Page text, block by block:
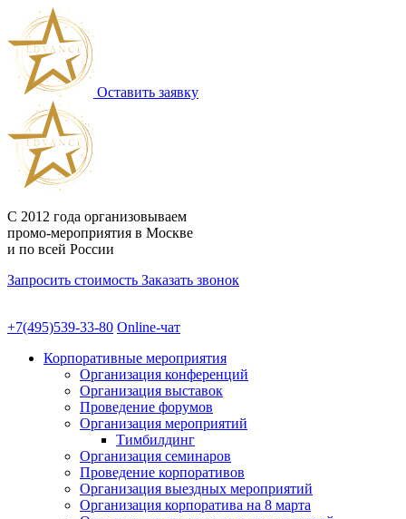
Оставить заявку
С 2012 года организовываем
промо-мероприятия в Москве
и по всей России
Запросить стоимость Заказать звонок
+7(495)539-33-80 Online-чат
Корпоративные мероприятия
Организация конференций
Организация выставок
Проведение форумов
Организация мероприятий
Тимбилдинг
Организация семинаров
Проведение корпоративов
Организация выездных мероприятий
Организация корпоратива на 8 марта